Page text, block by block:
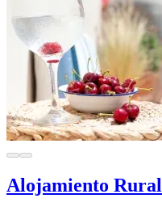
Alojamiento